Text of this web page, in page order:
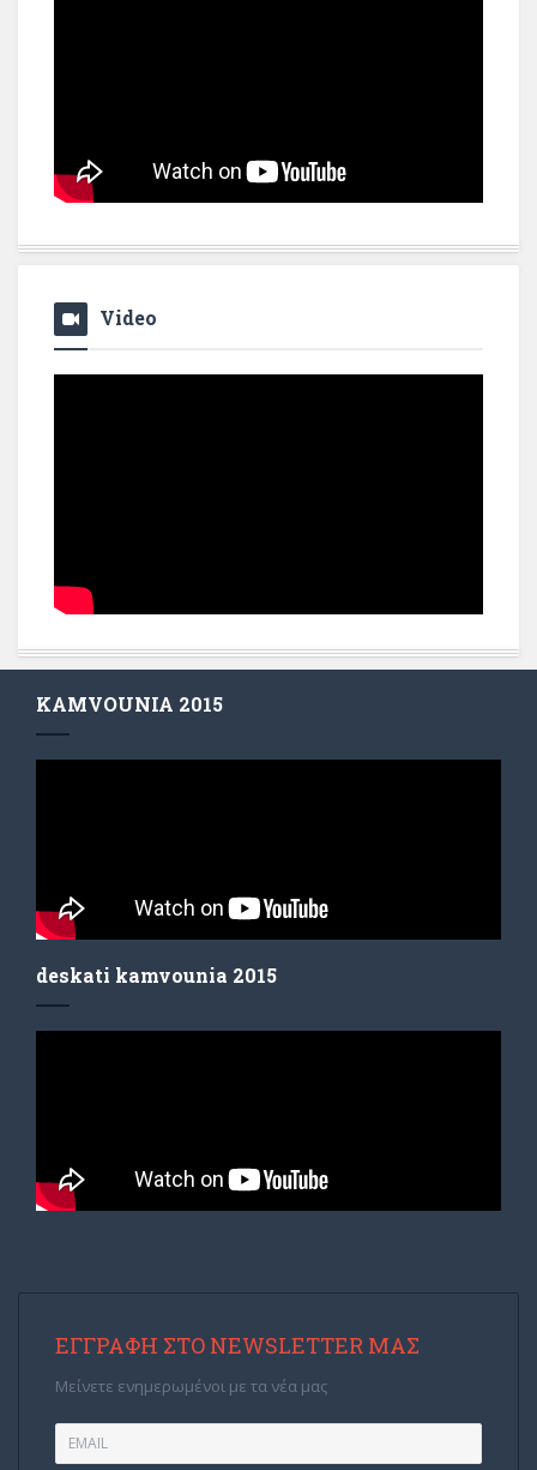
Video
KAMVOUNIA 2015
deskati kamvounia 2015
ΕΓΓΡΑΦΉ ΣΤΟ NEWSLETTER ΜΑΣ
Μείνετε ενημερωμένοι με τα νέα μας